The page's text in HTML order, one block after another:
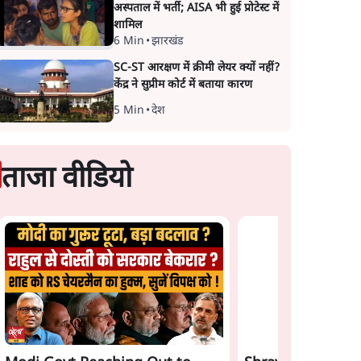
अस्पताल में भर्ती; AISA भी हुई प्रोटेस्ट में
शामिल
6 Min •झारखंड
SC-ST आरक्षण में क्रीमी लेयर क्यों नहीं?
केंद्र ने सुप्रीम कोर्ट में बताया कारण
5 Min •देश
ताजा वीडियो